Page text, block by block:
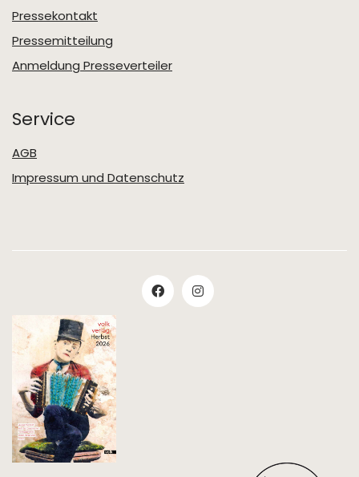
Pressekontakt
Pressemitteilung
Anmeldung Presseverteiler
Service
AGB
Impressum und Datenschutz